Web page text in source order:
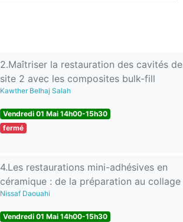
2.Maîtriser la restauration des cavités de
site 2 avec les composites bulk-fill
Kawther Belhaj Salah
Vendredi 01 Mai 14h00-15h30
fermé
4.Les restaurations mini-adhésives en
céramique : de la préparation au collage
Nissaf Daouahi
Vendredi 01 Mai 14h00-15h30